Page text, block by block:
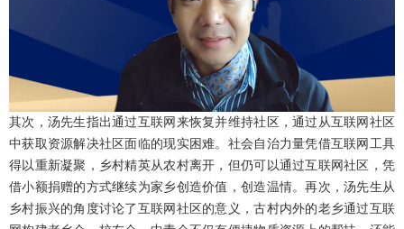
其次，汤先生指出通过互联网来恢复并维持社区，通过从互联网社区
中获取资源解决社区面临的现实困难。社会自治力量凭借互联网工具
得以重新凝聚，乡村精英从农村离开，但仍可以通过互联网社区，凭
借小额捐赠的方式继续为家乡创造价值，创造温情。再次，汤先生从
乡村振兴的角度讨论了互联网社区的意义，古村内外的老乡通过互联